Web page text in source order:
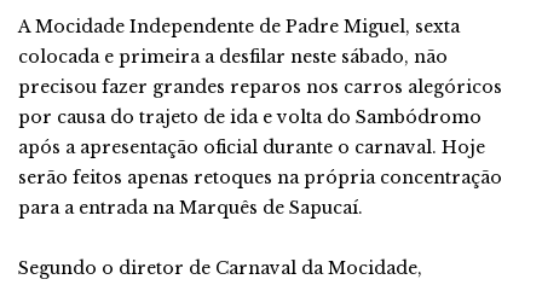
A Mocidade Independente de Padre Miguel, sexta
colocada e primeira a desfilar neste sábado, não
precisou fazer grandes reparos nos carros alegóricos
por causa do trajeto de ida e volta do Sambódromo
após a apresentação oficial durante o carnaval. Hoje
serão feitos apenas retoques na própria concentração
para a entrada na Marquês de Sapucaí.
Segundo o diretor de Carnaval da Mocidade,